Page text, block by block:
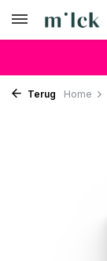
Terug Home